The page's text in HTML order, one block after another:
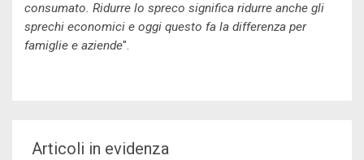
consumato. Ridurre lo spreco significa ridurre anche gli
sprechi economici e oggi questo fa la differenza per
famiglie e aziende".
Articoli in evidenza